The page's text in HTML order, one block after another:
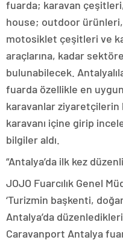
fuarda; karavan
house; outdoor
motosiklet çeşitleri ve
araçlarına, kadar
bulunabilecek.
fuarda özellikle en
karavanlar ziyaretçilerin
karavanı içine girip
bilgiler aldı.
“Antalya’da ilk kez
JOJO Fuarcılık Genel
‘Turizmin başkenti,
Antalya’da
Caravanport Antalya